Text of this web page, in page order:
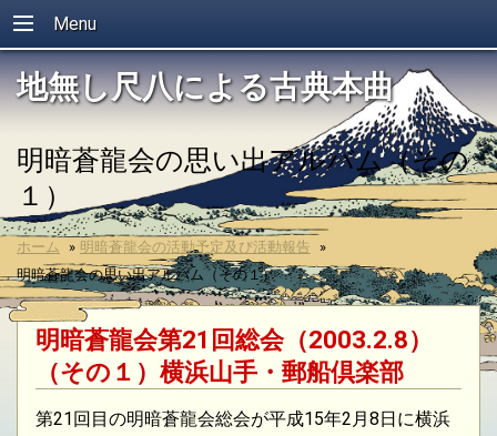
Menu
地無し尺八による古典本曲
明暗蒼龍会の思い出アルバム（その
１）
ホーム » 明暗蒼龍会の活動予定及び活動報告
»
明暗蒼龍会の思い出アルバム（その１）
明暗蒼龍会第21回総会（2003.2.8）
（その１）横浜山手・郵船倶楽部
第21回目の明暗蒼龍会総会が平成15年2月8日に横浜